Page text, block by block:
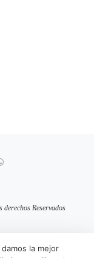
Reservados
la mejor